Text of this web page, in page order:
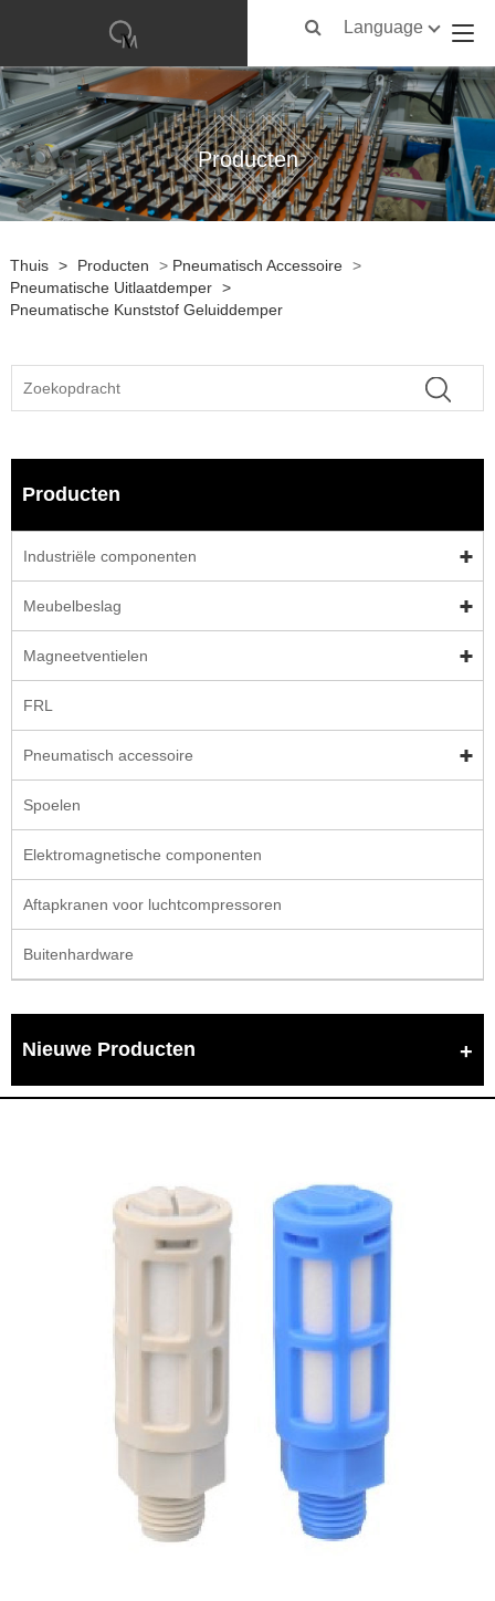
Language
Producten
Thuis > Producten > Pneumatisch Accessoire >
Pneumatische Uitlaatdemper >
Pneumatische Kunststof Geluiddemper
Producten
Industriële componenten
Meubelbeslag
Magneetventielen
FRL
Pneumatisch accessoire
Spoelen
Elektromagnetische componenten
Aftapkranen voor luchtcompressoren
Buitenhardware
Nieuwe Producten